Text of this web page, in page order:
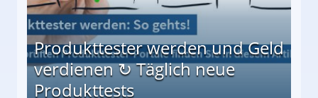
Produkttester werden und Geld
verdienen ↻ Täglich neue
Produkttests